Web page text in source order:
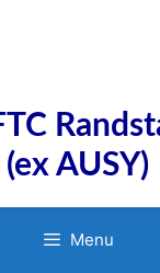
(ex AUSY)
Menu